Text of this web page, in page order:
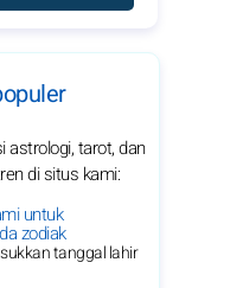
astrologi, tarot, dan
di situs kami:
untuk
zodiak
tanggal lahir